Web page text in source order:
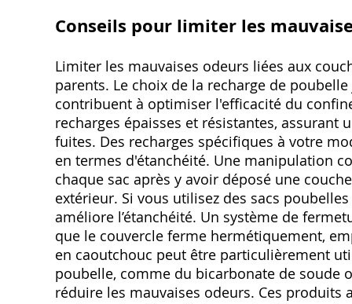
Conseils pour limiter les
Limiter les mauvaises odeurs liées aux
parents. Le choix de la recharge de
contribuent à optimiser l'efficacité du
recharges épaisses et résistantes,
fuites. Des recharges spécifiques à votre
en termes d'étanchéité. Une manipulation
chaque sac après y avoir déposé une
extérieur. Si vous utilisez des sacs
améliore l’étanchéité. Un système de
que le couvercle ferme hermétiquement,
en caoutchouc peut être particulièrement
poubelle, comme du bicarbonate de soude
réduire les mauvaises odeurs. Ces